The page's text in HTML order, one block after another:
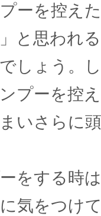
ーを控え
と思われ
しょう。
プーを控
いさらに
をする時
気をつけ